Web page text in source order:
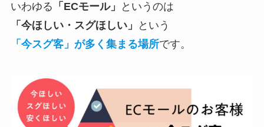
いわゆる 「ECモール」
というのは
「今ほしい・スグほしい」
という
「今スグ客」が多く集まる場所です。